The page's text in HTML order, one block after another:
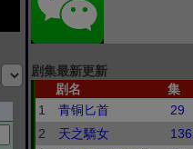
剧集最新更新
剧名
集
1
青铜匕首
29
2
天之驕女
136